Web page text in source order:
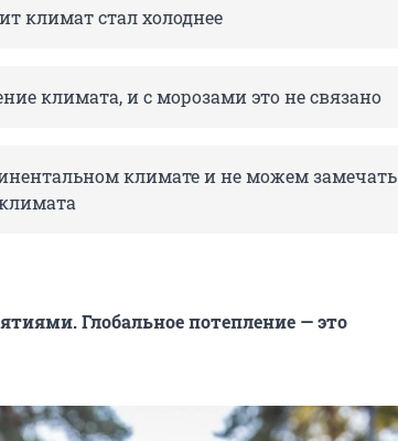
климат стал холоднее
климата, и с морозами это не связано
климате и не можем замечать
Глобальное потепление — это